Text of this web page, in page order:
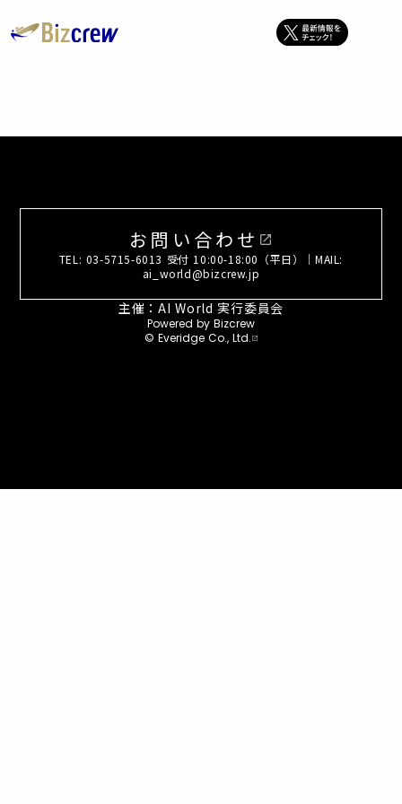
お問い合わせ open_in_new
TEL: 03-5715-6013 受付 10:00-18:00（平日）｜MAIL:
ai_world@bizcrew.jp
主催：AI World 実行委員会
Powered by Bizcrew
© Everidge Co., Ltd. open_in_new